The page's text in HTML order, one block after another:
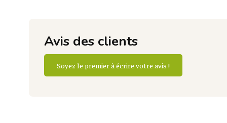
Avis des clients
Soyez le premier à écrire votre avis !